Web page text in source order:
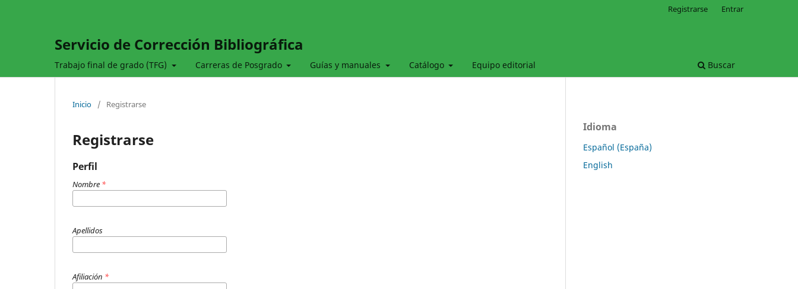
Servicio de Corrección Bibliográfica
Trabajo final de grado (TFG) Carreras de Posgrado Guías y manuales Catálogo Equipo editorial Buscar
Registrarse Entrar
Inicio / Registrarse
Registrarse
Perfil
Nombre *
Apellidos
Afiliación *
Idioma
Español (España)
English